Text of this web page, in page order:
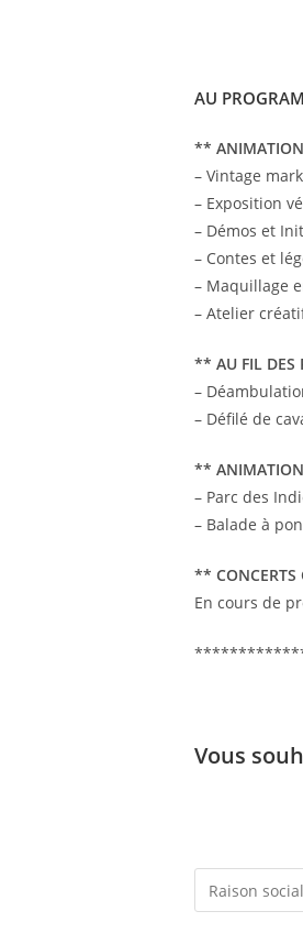
AU
**
– Vintage
– Exposition
– Démos et
– Contes et
– Maquillage
– Atelier
** AU FIL DES
–
– Défilé de
**
– Parc des
– Balade à
** CONCERTS
En cours de
Vous